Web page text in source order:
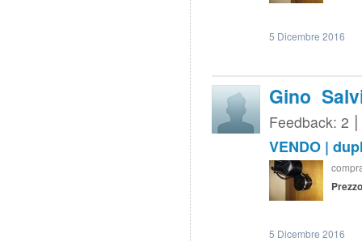
5 Dicembre 2016
Gino
Feedback: 2
VENDO |
5 Dicembre 2016